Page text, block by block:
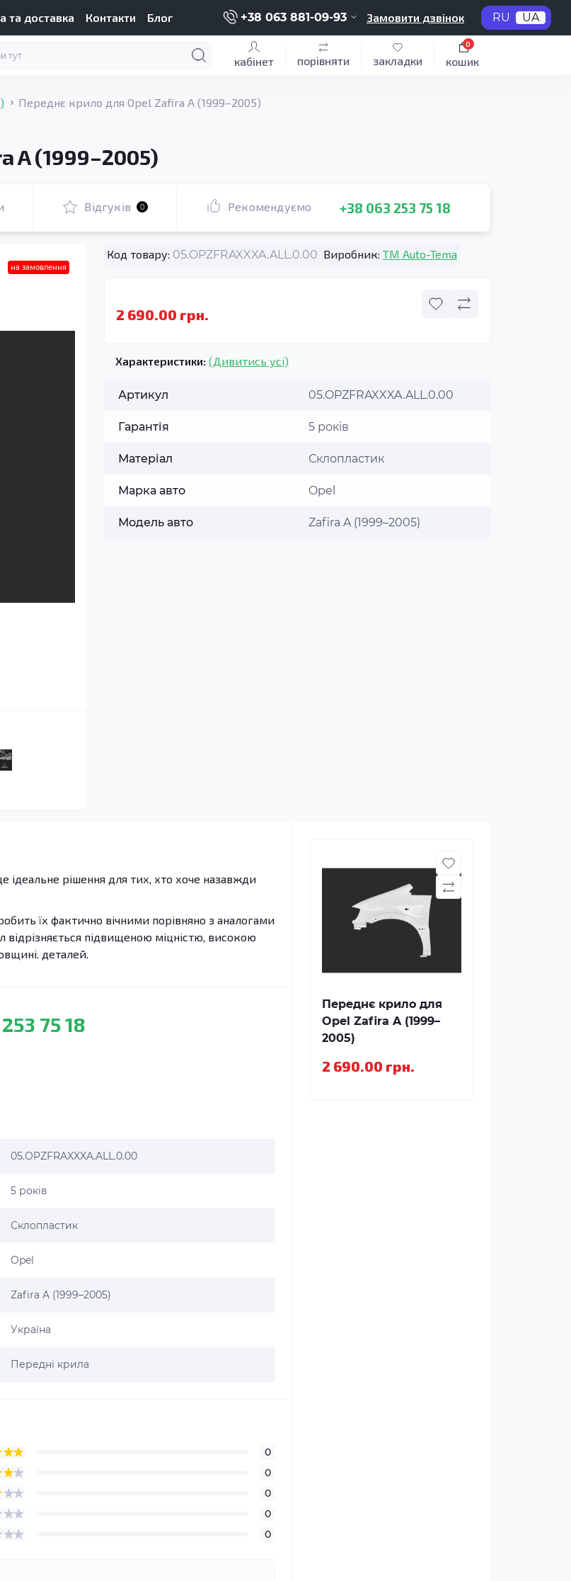
та доставка Контакти Блог +38 063 881-09-93 Замовити дзвінок RU UA
кабінет порівняти закладки кошик
0
Переднє крило для Opel Zafira A (1999–2005)
A (1999–2005)
Відгуків 0 Рекомендуємо +38 063 253 75 18
на замовлення
Код товару: 05.OPZFRAXXXA.ALL.0.00 Виробник: TM Auto-Tema
2 690.00 грн.
Характеристики: (Дивитись усі)
Артикул 05.OPZFRAXXXA.ALL.0.00
Гарантія 5 років
Матеріал Склопластик
Марка авто Opel
Модель авто Zafira A (1999–2005)
ідеальне рішення для тих, хто хоче назавжди
їх фактично вічними порівняно з аналогами
відрізняється підвищеною міцністю, високою
деталей.
75 18
05.OPZFRAXXXA.ALL.0.00
5 років
Склопластик
Opel
Zafira A (1999–2005)
Україна
Передні крила
0
0
0
0
0
Переднє крило для
Opel Zafira A (1999–
2005)
2 690.00 грн.